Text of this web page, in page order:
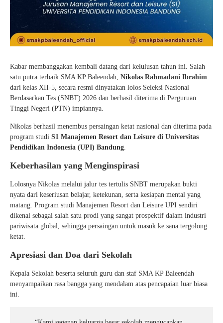
Kabar membanggakan kembali datang dari kelulusan tahun ini. Salah
satu putra terbaik SMA KP Baleendah, Nikolas Rahmadani Ibrahim
dari kelas XII-5, secara resmi dinyatakan lolos Seleksi Nasional
Berdasarkan Tes (SNBT) 2026 dan berhasil diterima di Perguruan
Tinggi Negeri (PTN) impiannya.
Nikolas berhasil menembus persaingan ketat nasional dan diterima pada
program studi S1 Manajemen Resort dan Leisure di Universitas
Pendidikan Indonesia (UPI) Bandung.
Keberhasilan yang Menginspirasi
Lolosnya Nikolas melalui jalur tes tertulis SNBT merupakan bukti
nyata dari keseriusan belajar, ketekunan, serta kesiapan mental yang
matang. Program studi Manajemen Resort dan Leisure UPI sendiri
dikenal sebagai salah satu prodi yang sangat prospektif dalam industri
pariwisata global, sehingga persaingan untuk masuk ke sana tergolong
ketat.
Apresiasi dan Doa dari Sekolah
Kepala Sekolah beserta seluruh guru dan staf SMA KP Baleendah
menyampaikan rasa bangga yang mendalam atas pencapaian luar biasa
ini.